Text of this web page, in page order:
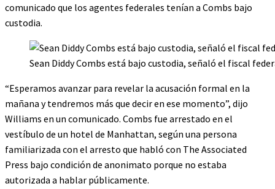
comunicado que los agentes federales tenían a Combs bajo
custodia.
Sean Diddy Combs está bajo custodia, señaló el fiscal
“Esperamos avanzar para revelar la acusación formal en la
mañana y tendremos más que decir en ese momento”, dijo
Williams en un comunicado. Combs fue arrestado en el
vestíbulo de un hotel de Manhattan, según una persona
familiarizada con el arresto que habló con The Associated
Press bajo condición de anonimato porque no estaba
autorizada a hablar públicamente.